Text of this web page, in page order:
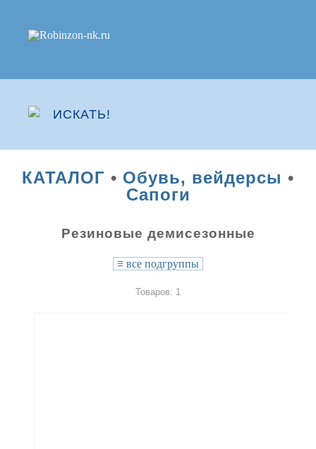
КАТАЛОГ • Обувь, вейдерсы •
Сапоги
Резиновые демисезонные
≡ все подгруппы
Товаров: 1